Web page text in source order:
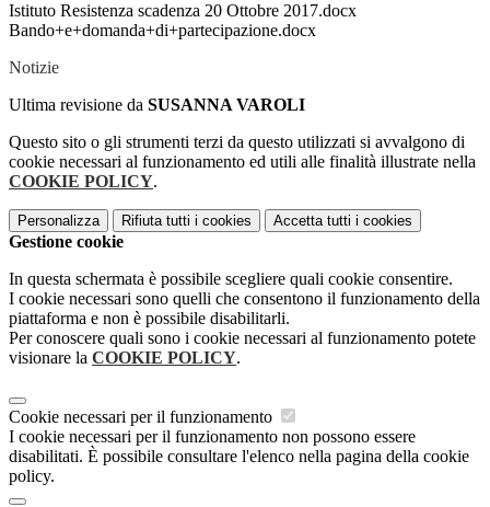
Istituto Resistenza scadenza 20 Ottobre 2017.docx
Bando+e+domanda+di+partecipazione.docx
Notizie
Ultima revisione da SUSANNA VAROLI
Questo sito o gli strumenti terzi da questo utilizzati si avvalgono di
cookie necessari al funzionamento ed utili alle finalità illustrate nella
COOKIE POLICY.
Personalizza Rifiuta tutti i cookies Accetta tutti i cookies
Gestione cookie
In questa schermata è possibile scegliere quali cookie consentire.
I cookie necessari sono quelli che consentono il funzionamento della
piattaforma e non è possibile disabilitarli.
Per conoscere quali sono i cookie necessari al funzionamento potete
visionare la COOKIE POLICY.
Cookie necessari per il funzionamento
I cookie necessari per il funzionamento non possono essere
disabilitati. È possibile consultare l'elenco nella pagina della cookie
policy.